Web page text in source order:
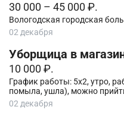
30 000 – 45 000 ₽.
Вологодская городская
02 декабря
Уборщица в
10 000 ₽.
График работы: 5х2, утро,
помыла, ушла), можно
02 декабря